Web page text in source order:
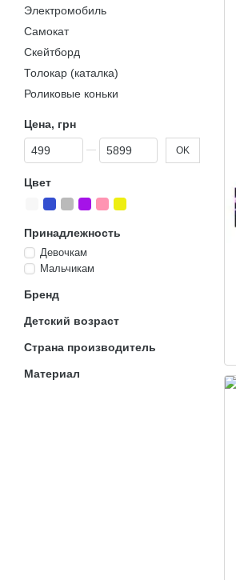
Электромобиль
Самокат
Скейтборд
Толокар (каталка)
Роликовые коньки
Цена, грн
От Цена, грн
До Цена, грн OK
Цвет
Принадлежность
Девочкам
Мальчикам
Бренд
Детский возраст
Страна производитель
Материал